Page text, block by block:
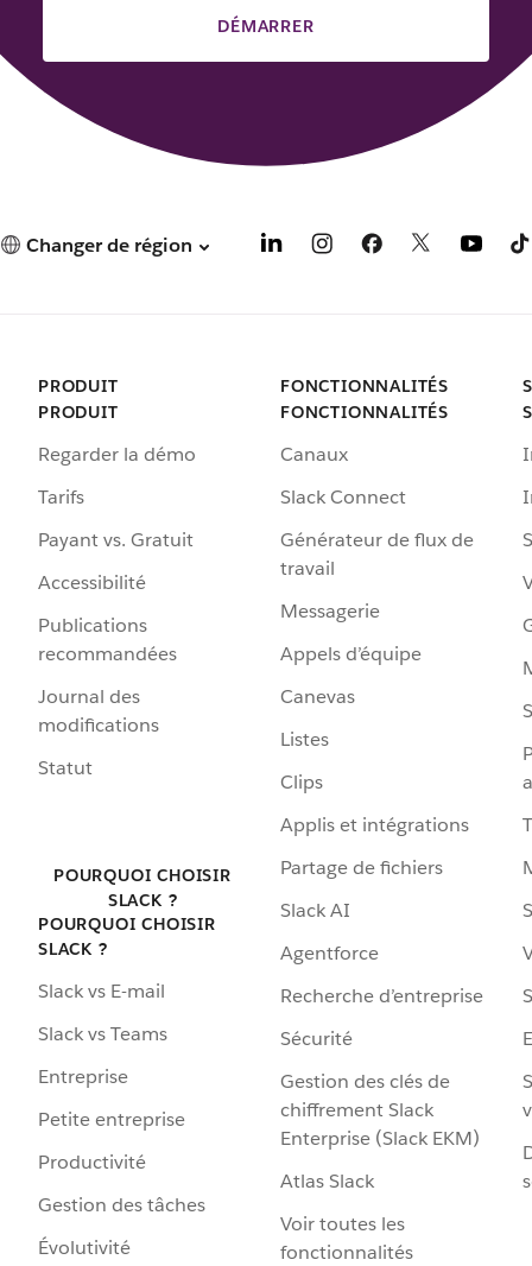
DÉMARRER
Changer de région
PRODUIT
PRODUIT
Regarder la démo
Tarifs
Payant vs. Gratuit
Accessibilité
Publications
recommandées
Journal des
modifications
Statut
POURQUOI CHOISIR
SLACK ?
POURQUOI CHOISIR
SLACK ?
Slack vs E-mail
Slack vs Teams
Entreprise
Petite entreprise
Productivité
Gestion des tâches
Évolutivité
FONCTIONNALITÉS
FONCTIONNALITÉS
Canaux
Slack Connect
Générateur de flux de
travail
Messagerie
Appels d’équipe
Canevas
Listes
Clips
Applis et intégrations
Partage de fichiers
Slack AI
Agentforce
Recherche d’entreprise
Sécurité
Gestion des clés de
chiffrement Slack
Enterprise (Slack EKM)
Atlas Slack
Voir toutes les
fonctionnalités